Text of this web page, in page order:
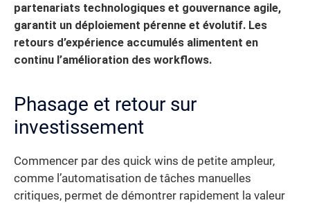
partenariats technologiques et gouvernance agile,
garantit un déploiement pérenne et évolutif. Les
retours d’expérience accumulés alimentent en
continu l’amélioration des workflows.
Phasage et retour sur
investissement
Commencer par des quick wins de petite ampleur,
comme l’automatisation de tâches manuelles
critiques, permet de démontrer rapidement la valeur